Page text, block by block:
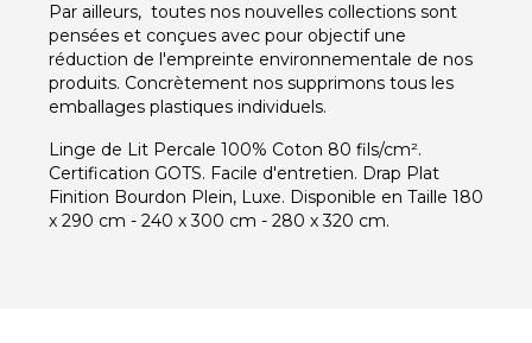
Par ailleurs, toutes nos nouvelles collections sont
pensées et conçues avec pour objectif une
réduction de l'empreinte environnementale de nos
produits. Concrètement nos supprimons tous les
emballages plastiques individuels.
Linge de Lit Percale 100% Coton 80 fils/cm².
Certification GOTS. Facile d'entretien. Drap Plat
Finition Bourdon Plein, Luxe. Disponible en Taille 180
x 290 cm - 240 x 300 cm - 280 x 320 cm.